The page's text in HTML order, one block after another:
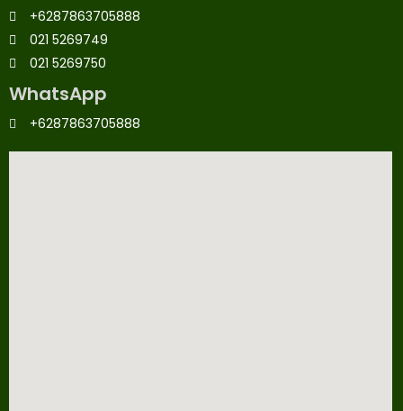
+6287863705888
021 5269749
021 5269750
WhatsApp
+6287863705888